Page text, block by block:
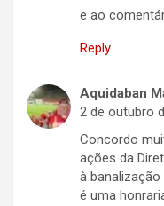
e ao
Reply
Aquidaban
2 de outubro
Concordo
ações da
à
é uma